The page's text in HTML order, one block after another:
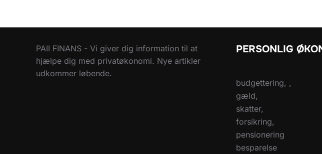
PAII FINANS - Vi giver dig information til at
hjælpe dig med privatøkonomi. Nye artikler
udkommer løbende.
PERSONLIG
budgettering, ,
gæld,
skatter,
forsikring,
pensionering
besparelse